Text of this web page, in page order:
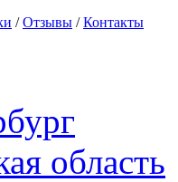
/Отзывы /Контакты
область